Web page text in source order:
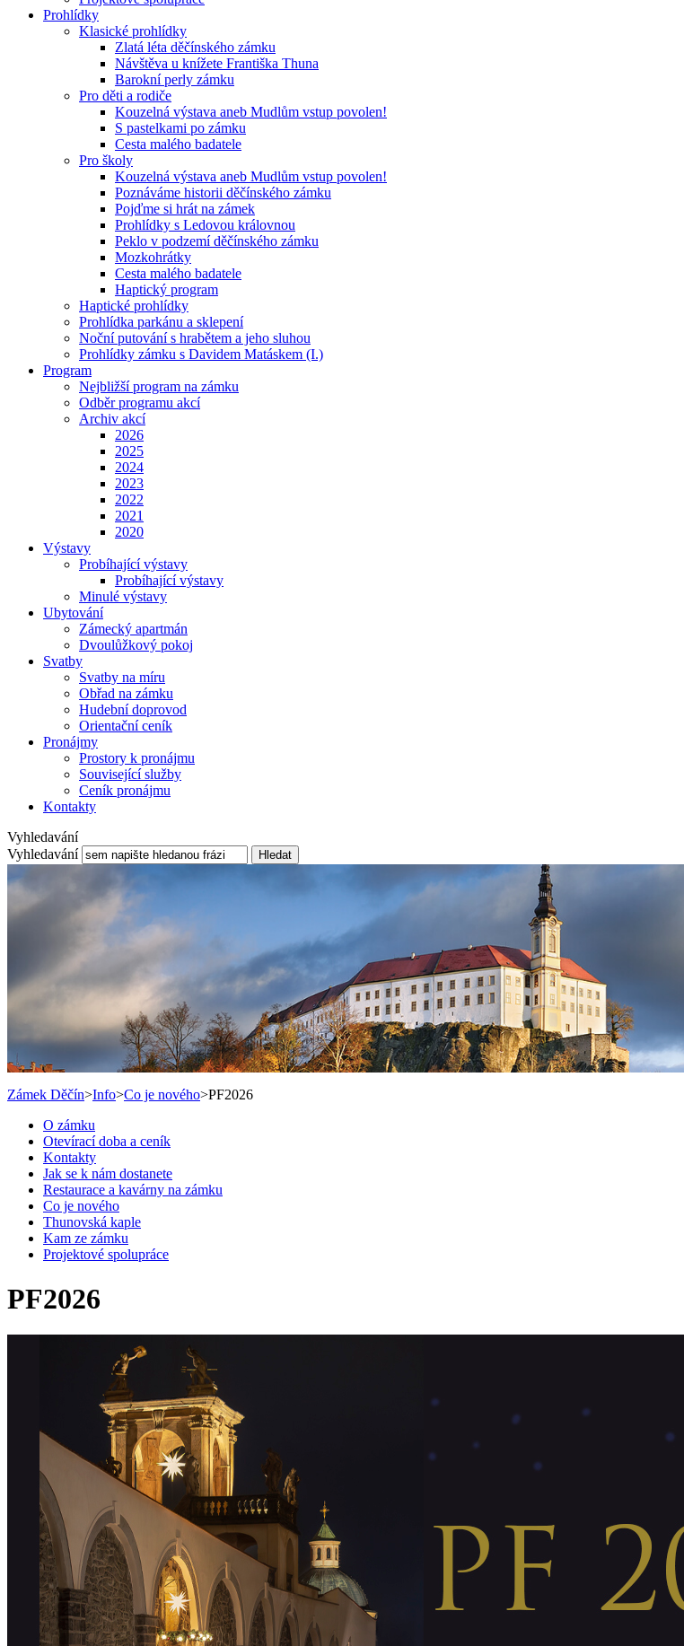
Prohlídky
Klasické prohlídky
Zlatá léta děčínského zámku
Návštěva u knížete Františka Thuna
Barokní perly zámku
Pro děti a rodiče
Kouzelná výstava aneb Mudlům vstup povolen!
S pastelkami po zámku
Cesta malého badatele
Pro školy
Kouzelná výstava aneb Mudlům vstup povolen!
Poznáváme historii děčínského zámku
Pojďme si hrát na zámek
Prohlídky s Ledovou královnou
Peklo v podzemí děčínského zámku
Mozkohrátky
Cesta malého badatele
Haptický program
Haptické prohlídky
Prohlídka parkánu a sklepení
Noční putování s hrabětem a jeho sluhou
Prohlídky zámku s Davidem Matáskem (I.)
Program
Nejbližší program na zámku
Odběr programu akcí
Archiv akcí
2026
2025
2024
2023
2022
2021
2020
Výstavy
Probíhající výstavy
Probíhající výstavy
Minulé výstavy
Ubytování
Zámecký apartmán
Dvoulůžkový pokoj
Svatby
Svatby na míru
Obřad na zámku
Hudební doprovod
Orientační ceník
Pronájmy
Prostory k pronájmu
Související služby
Ceník pronájmu
Kontakty
Vyhledavání
Vyhledavání
Hledat
Zámek Děčín>Info>Co je nového>PF2026
O zámku
Otevírací doba a ceník
Kontakty
Jak se k nám dostanete
Restaurace a kavárny na zámku
Co je nového
Thunovská kaple
Kam ze zámku
Projektové spolupráce
PF2026